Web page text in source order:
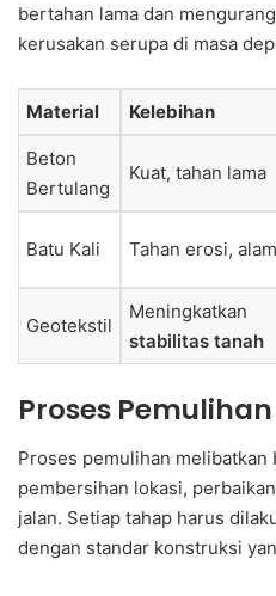
bertahan lama dan
kerusakan serupa di masa
Material Kelebihan
Beton
Bertulang
Kuat, tahan lama
Batu Kali Tahan erosi,
Geotekstil
Meningkatkan
stabilitas tanah
Proses Pemulihan
Proses pemulihan melibatkan
pembersihan lokasi,
jalan. Setiap tahap harus
dengan standar konstruksi